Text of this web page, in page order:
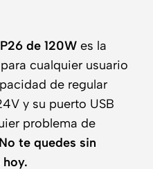
de 120W es la
cualquier usuario
de regular
y su puerto USB
problema de
No te quedes sin